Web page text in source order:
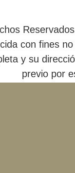
con fines
y su
previo por